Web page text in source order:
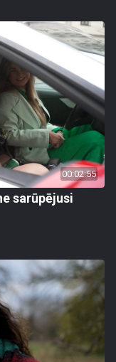
00:02:55
sarūpējusi